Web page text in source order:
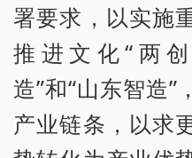
署要求，以实施
推进文化“两
造”和“山东智造”
产业链条，以求